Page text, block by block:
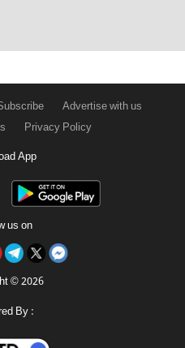
Advertise with us
Privacy Policy
App
us on
© 2026
By :